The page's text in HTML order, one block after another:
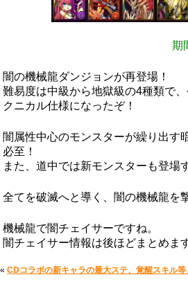
期
闇の機械龍ダンジョンが再登場！
難易度は中級から地獄級の4種類で
クニカル仕様になったぞ！
闇属性中心のモンスターが繰り出す
必至！
また、道中では新モンスターも登場
全てを破滅へと導く、闇の機械龍を
機械龍で闇チェイサーですね。
闇チェイサー情報は後ほどまとめます
« CDコラボの新キャラの最大ステ、覚醒スキル等